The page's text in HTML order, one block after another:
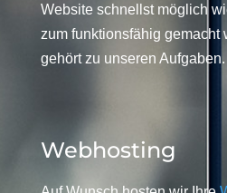
Website schnellst möglich
zum funktionsfähig gemacht
gehört zu unseren Aufgaben.
Webhosting